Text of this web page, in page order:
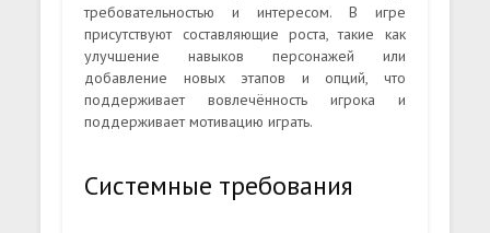
требовательностью и интересом. В игре
присутствуют составляющие роста, такие как
улучшение навыков персонажей или
добавление новых этапов и опций, что
поддерживает вовлечённость игрока и
поддерживает мотивацию играть.
Системные требования